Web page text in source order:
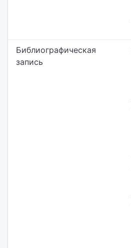
Библиографическая
запись